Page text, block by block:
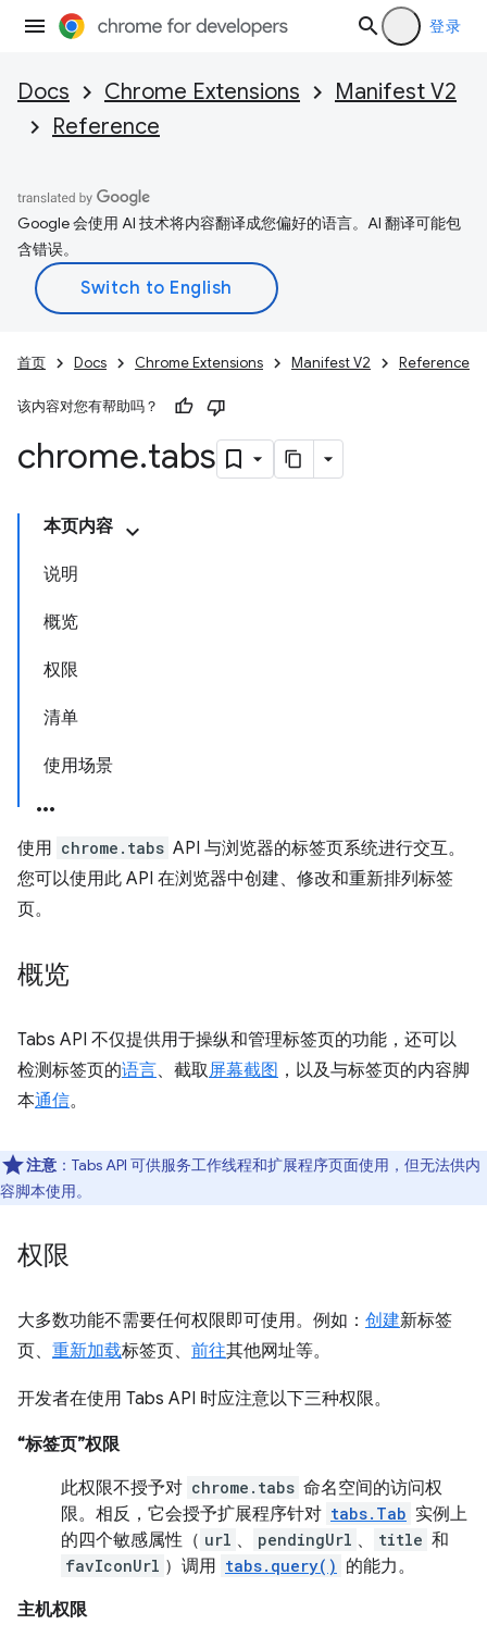
登录
Docs Chrome Extensions
Manifest V2
Reference
Google 会使用 AI 技术将内容翻译成您偏好的语言。AI 翻译可能包
含错误。
首页 Docs Chrome Extensions Manifest V2 Reference
该内容对您有帮助吗？
chrome.tabs
本页内容
说明
概览
权限
清单
使用场景
使用 chrome.tabs API 与浏览器的标签页系统进行交互。
您可以使用此 API 在浏览器中创建、修改和重新排列标签
页。
概览
Tabs API 不仅提供用于操纵和管理标签页的功能，还可以
检测标签页的语言、截取屏幕截图 ，以及与标签页的内容脚
本通信。
注意 ：Tabs API 可供服务工作线程和扩展程序页面使用，但无法供内
容脚本使用。
权限
大多数功能不需要任何权限即可使用。例如： 创建新标签
页、 重新加载标签页、 前往其他网址等。
开发者在使用 Tabs API 时应注意以下三种权限。
“标签页”权限
此权限不授予对 chrome.tabs 命名空间的访问权
限。相反，它会授予扩展程序针对 tabs.Tab 实例上
的四个敏感属性（ url 、 pendingUrl 、 title 和
favIconUrl ）调用 tabs.query() 的能力。
主机权限